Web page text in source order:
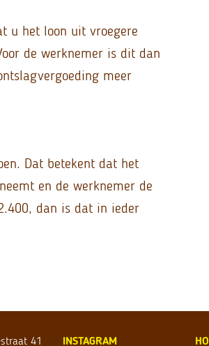
u het loon uit vroegere
de werknemer is dit dan
meer
Dat betekent dat het
en de werknemer de
dan is dat in ieder
41 INSTAGRAM